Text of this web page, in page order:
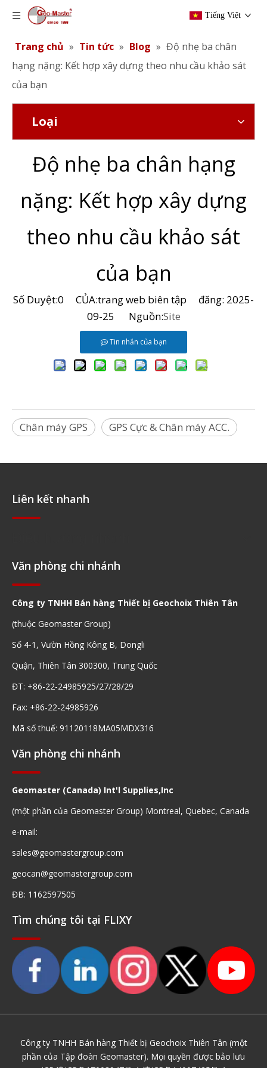
Tiếng Việt
Trang chủ » Tin tức » Blog » Độ nhẹ ba chân
hạng nặng: Kết hợp xây dựng theo nhu cầu khảo sát
của bạn
Loại
Độ nhẹ ba chân hạng
nặng: Kết hợp xây dựng
theo nhu cầu khảo sát
của bạn
Số Duyệt:0 CỦA:trang web biên tập đăng: 2025-
09-25 Nguồn:Site
Tin nhắn của bạn
Chân máy GPS GPS Cực & Chân máy ACC.
Liên kết nhanh
Văn phòng chi nhánh
Công ty TNHH Bán hàng Thiết bị Geochoix Thiên Tân
(thuộc Geomaster Group)
Số 4-1, Vườn Hồng Kông B, Dongli
Quận, Thiên Tân 300300, Trung Quốc
ĐT: +86-22-24985925/27/28/29
Fax: +86-22-24985926
Mã số thuế: 91120118MA05MDX316
Văn phòng chi nhánh
Geomaster (Canada) Int'l Supplies,Inc
(một phần của Geomaster Group) Montreal, Quebec, Canada
e-mail:
sales@geomastergroup.com
geocan@geomastergroup.com
ĐB: 1162597505
Tìm chúng tôi tại FLIXY
Công ty TNHH Bán hàng Thiết bị Geochoix Thiên Tân (một
phần của Tập đoàn Geomaster). Mọi quyền được bảo lưu